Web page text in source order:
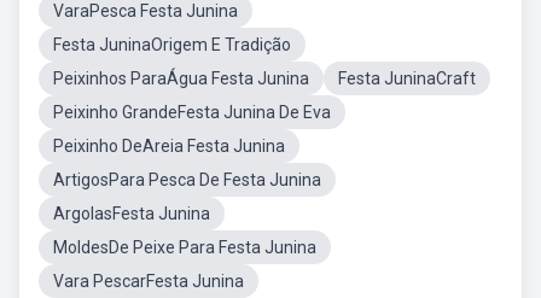
VaraPesca Festa Junina
Festa JuninaOrigem E Tradição
Peixinhos ParaÁgua Festa Junina
Festa JuninaCraft
Peixinho GrandeFesta Junina De Eva
Peixinho DeAreia Festa Junina
ArtigosPara Pesca De Festa Junina
ArgolasFesta Junina
MoldesDe Peixe Para Festa Junina
Vara PescarFesta Junina